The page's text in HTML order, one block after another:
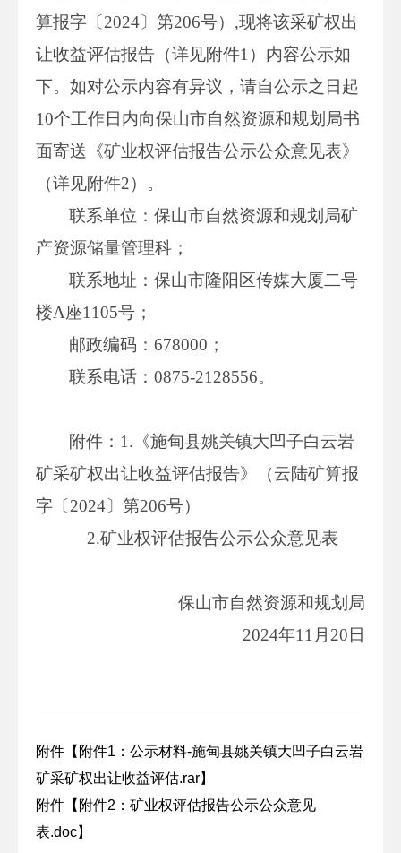
算报字〔2024〕第206号）,现将该采矿权出
让收益评估报告（详见附件1）内容公示如
下。如对公示内容有异议，请自公示之日起
10个工作日内向保山市自然资源和规划局书
面寄送《矿业权评估报告公示公众意见表》
（详见附件2）。
联系单位：保山市自然资源和规划局矿
产资源储量管理科；
联系地址：保山市隆阳区传媒大厦二号
楼A座1105号；
邮政编码：678000；
联系电话：0875-2128556。
附件：1.《施甸县姚关镇大凹子白云岩
矿采矿权出让收益评估报告》（云陆矿算报
字〔2024〕第206号）
2.矿业权评估报告公示公众意见表
保山市自然资源和规划局
2024年11月20日
附件【 附件1：公示材料-施甸县姚关镇大凹子白云岩
矿采矿权出让收益评估.rar】
附件【 附件2：矿业权评估报告公示公众意见
表.doc】